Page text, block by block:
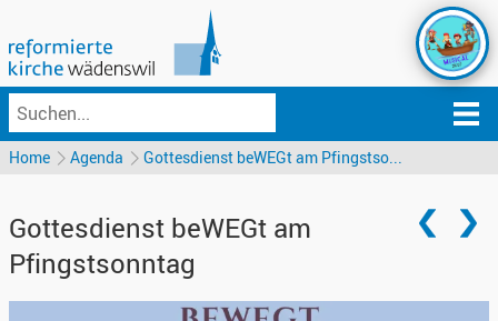
Home Agenda Gottesdienst beWEGt am Pfingstso...
Gottesdienst beWEGt am
Pfingstsonntag